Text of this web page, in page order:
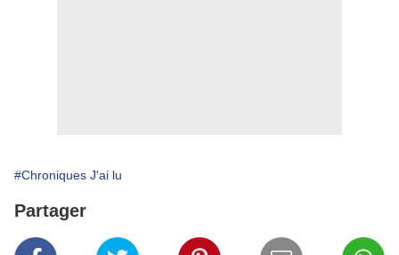
#Chroniques J'ai lu
Partager